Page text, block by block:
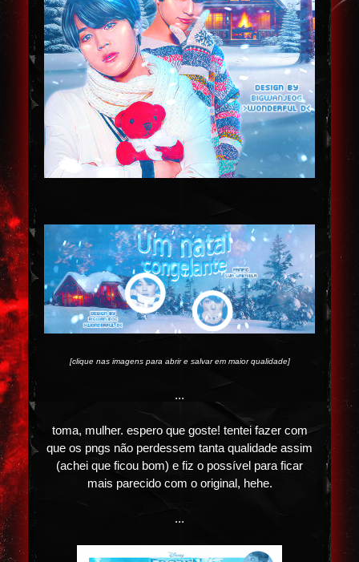
[clique nas imagens para abrir e salvar em maior qualidade]
...
toma, mulher. espero que goste! tentei fazer com
que os pngs não perdessem tanta qualidade assim
(achei que ficou bom) e fiz o possível para ficar
mais parecido com o original, hehe.
...